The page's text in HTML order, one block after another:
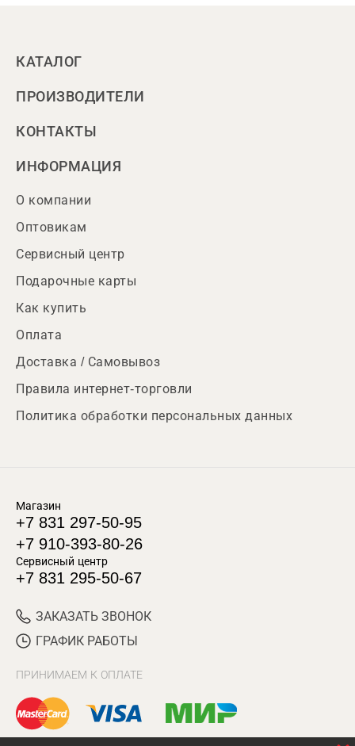
КАТАЛОГ
ПРОИЗВОДИТЕЛИ
КОНТАКТЫ
ИНФОРМАЦИЯ
О компании
Оптовикам
Сервисный центр
Подарочные карты
Как купить
Оплата
Доставка / Самовывоз
Правила интернет-торговли
Политика обработки персональных данных
Магазин
+7 831 297-50-95
+7 910-393-80-26
Сервисный центр
+7 831 295-50-67
ЗАКАЗАТЬ ЗВОНОК
ГРАФИК РАБОТЫ
ПРИНИМАЕМ К ОПЛАТЕ